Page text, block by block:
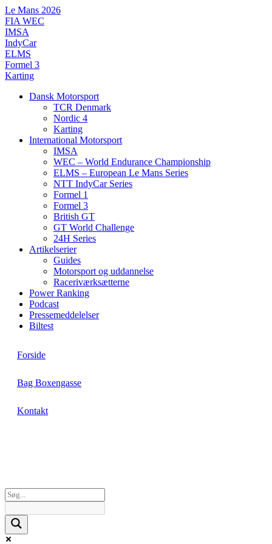
Videre
til
indhold
Le Mans 2026
FIA WEC
IMSA
IndyCar
ELMS
Formel 3
Karting
Dansk Motorsport
TCR Denmark
Nordic 4
Karting
International Motorsport
IMSA
WEC – World Endurance Championship
ELMS – European Le Mans Series
NTT IndyCar Series
Formel 1
Formel 3
British GT
GT World Challenge
24H Series
Artikelserier
Guides
Motorsport og uddannelse
Raceriværksætterne
Power Ranking
Podcast
Pressemeddelelser
Biltest
Forside
Bag Boxengasse
Kontakt